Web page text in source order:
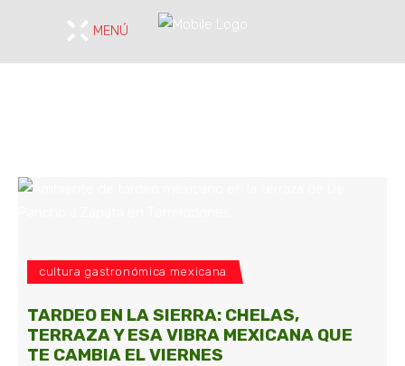
MENÚ
cultura gastronómica mexicana
TARDEO EN LA SIERRA: CHELAS,
TERRAZA Y ESA VIBRA MEXICANA QUE
TE CAMBIA EL VIERNES